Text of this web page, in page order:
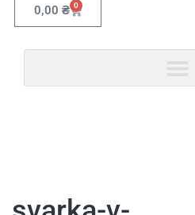
0,00 ₴ 0